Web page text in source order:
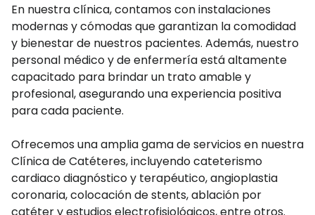
En nuestra clínica, contamos con instalaciones
modernas y cómodas que garantizan la comodidad
y bienestar de nuestros pacientes. Además, nuestro
personal médico y de enfermería está altamente
capacitado para brindar un trato amable y
profesional, asegurando una experiencia positiva
para cada paciente.
Ofrecemos una amplia gama de servicios en nuestra
Clínica de Catéteres, incluyendo cateterismo
cardiaco diagnóstico y terapéutico, angioplastia
coronaria, colocación de stents, ablación por
catéter y estudios electrofisiológicos, entre otros.